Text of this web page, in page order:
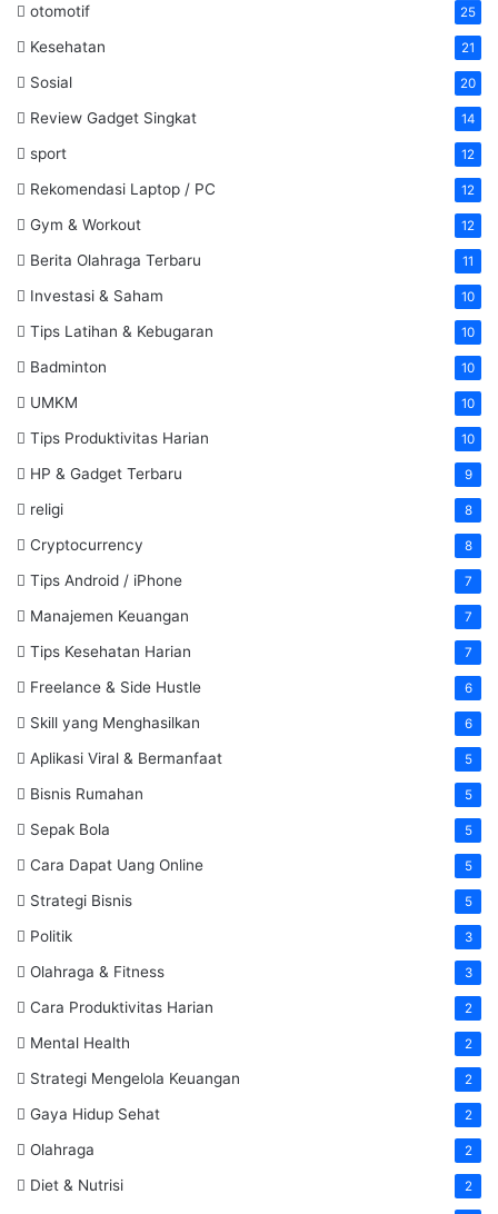
otomotif 25
Kesehatan 21
Sosial 20
Review Gadget Singkat 14
sport 12
Rekomendasi Laptop / PC 12
Gym & Workout 12
Berita Olahraga Terbaru 11
Investasi & Saham 10
Tips Latihan & Kebugaran 10
Badminton 10
UMKM 10
Tips Produktivitas Harian 10
HP & Gadget Terbaru 9
religi 8
Cryptocurrency 8
Tips Android / iPhone 7
Manajemen Keuangan 7
Tips Kesehatan Harian 7
Freelance & Side Hustle 6
Skill yang Menghasilkan 6
Aplikasi Viral & Bermanfaat 5
Bisnis Rumahan 5
Sepak Bola 5
Cara Dapat Uang Online 5
Strategi Bisnis 5
Politik 3
Olahraga & Fitness 3
Cara Produktivitas Harian 2
Mental Health 2
Strategi Mengelola Keuangan 2
Gaya Hidup Sehat 2
Olahraga 2
Diet & Nutrisi 2